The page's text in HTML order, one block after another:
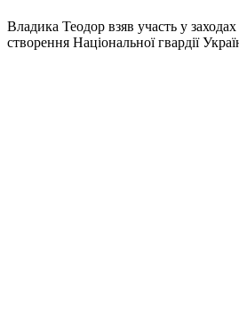
Владика Теодор взяв участь у заходах
створення Національної гвардії